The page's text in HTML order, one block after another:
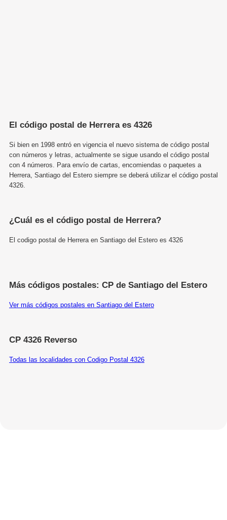
El código postal de Herrera es 4326
Si bien en 1998 entró en vigencia el nuevo sistema de código postal
con números y letras, actualmente se sigue usando el código postal
con 4 números. Para envío de cartas, encomiendas o paquetes a
Herrera, Santiago del Estero siempre se deberá utilizar el código postal
4326.
¿Cuál es el código postal de Herrera?
El codigo postal de Herrera en Santiago del Estero es 4326
Más códigos postales: CP de Santiago del Estero
Ver más códigos postales en Santiago del Estero
CP 4326 Reverso
Todas las localidades con Codigo Postal 4326